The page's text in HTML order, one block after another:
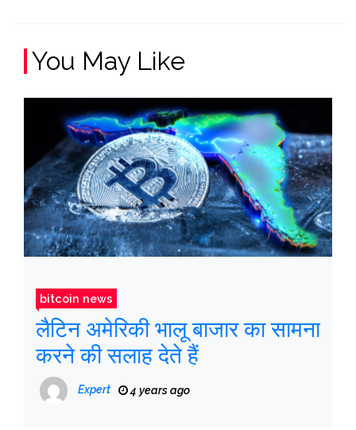
You May Like
bitcoin news
लैटिन अमेरिकी भालू बाजार का सामना
करने की सलाह देते हैं
Expert 4 years ago